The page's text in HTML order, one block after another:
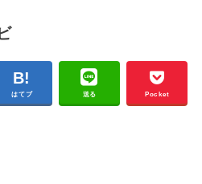
はてブ 送る Pocket